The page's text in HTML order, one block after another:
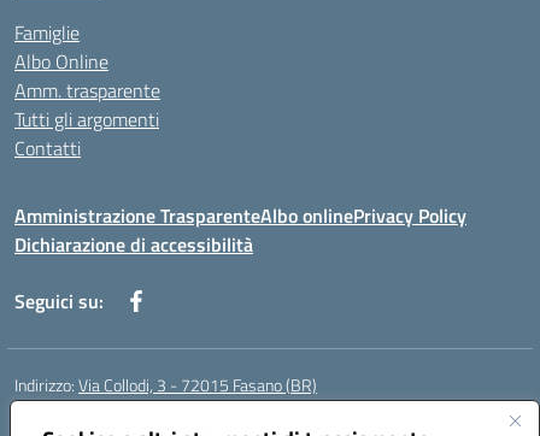
Famiglie
Albo Online
Amm. trasparente
Tutti gli argomenti
Contatti
Amministrazione TrasparenteAlbo onlinePrivacy Policy
Dichiarazione di accessibilità
Seguici su:
Indirizzo:Via Collodi, 3 - 72015 Fasano (BR)
Centralino: